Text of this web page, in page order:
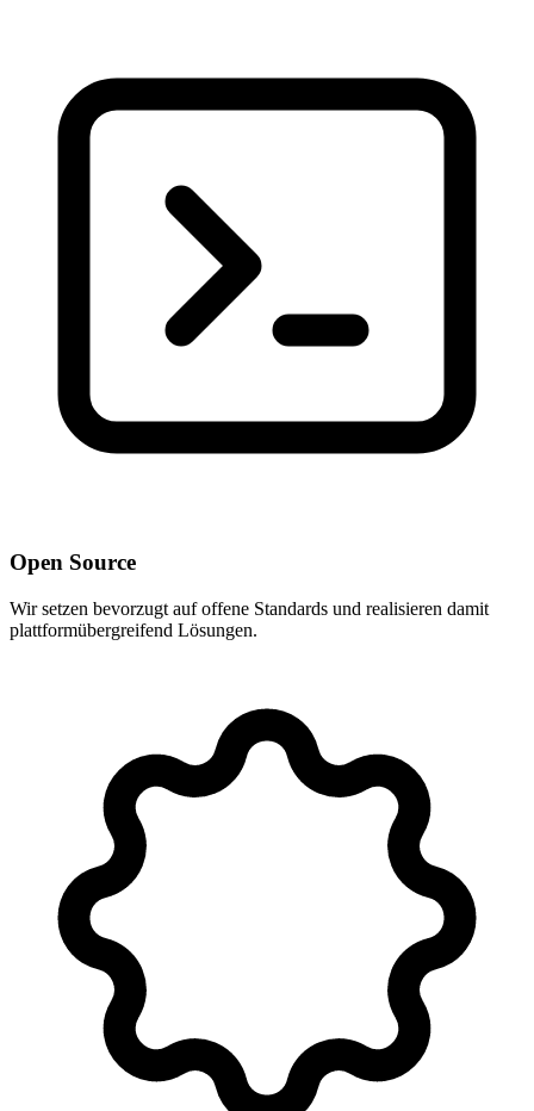
Open Source
Wir setzen bevorzugt auf offene Standards und realisieren damit
plattformübergreifend Lösungen.